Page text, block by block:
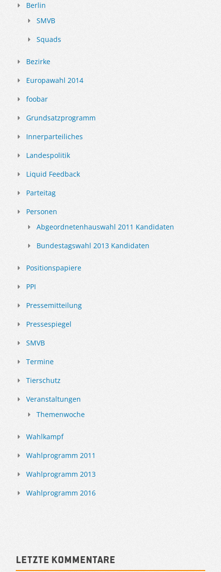
Berlin
SMVB
Squads
Bezirke
Europawahl 2014
foobar
Grundsatzprogramm
Innerparteiliches
Landespolitik
Liquid Feedback
Parteitag
Personen
Abgeordnetenhauswahl 2011 Kandidaten
Bundestagswahl 2013 Kandidaten
Positionspapiere
PPI
Pressemitteilung
Pressespiegel
SMVB
Termine
Tierschutz
Veranstaltungen
Themenwoche
Wahlkampf
Wahlprogramm 2011
Wahlprogramm 2013
Wahlprogramm 2016
Letzte Kommentare